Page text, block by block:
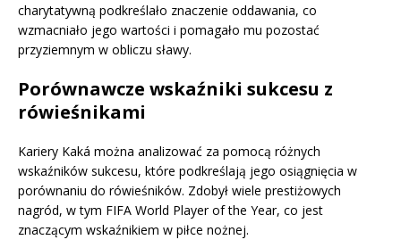
charytatywną podkreślało znaczenie oddawania, co
wzmacniało jego wartości i pomagało mu pozostać
przyziemnym w obliczu sławy.
Porównawcze wskaźniki sukcesu z
rówieśnikami
Kariery Kaká można analizować za pomocą różnych
wskaźników sukcesu, które podkreślają jego osiągnięcia w
porównaniu do rówieśników. Zdobył wiele prestiżowych
nagród, w tym FIFA World Player of the Year, co jest
znaczącym wskaźnikiem w piłce nożnej.